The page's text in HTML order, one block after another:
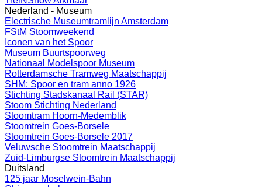
Nederland - Museum
Electrische Museumtramlijn Amsterdam
FStM Stoomweekend
Iconen van het Spoor
Museum Buurtspoorweg
Nationaal Modelspoor Museum
Rotterdamsche Tramweg Maatschappij
SHM: Spoor en tram anno 1926
Stichting Stadskanaal Rail (STAR)
Stoom Stichting Nederland
Stoomtram Hoorn-Medemblik
Stoomtrein Goes-Borsele
Stoomtrein Goes-Borsele 2017
Veluwsche Stoomtrein Maatschappij
Zuid-Limburgse Stoomtrein Maatschappij
Duitsland
125 jaar Moselwein-Bahn